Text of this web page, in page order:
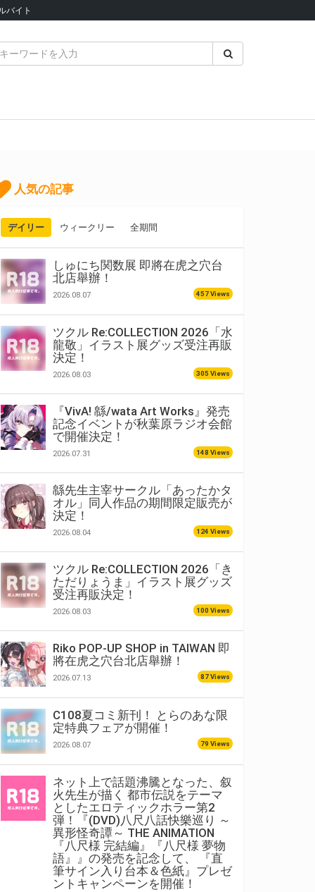
バイト
人気の記事
デイリー ウィークリー 全期間
しゅにち関数展 即將在虎之穴台
北店舉辦！
2026.08.07 457 Views
ツクル Re:COLLECTION 2026「水
龍敬」イラスト展グッズ受注再販
決定！
2026.08.03 305 Views
『VivA! 緜/wata Art Works』発売
記念イベントが秋葉原ラジオ会館
で開催決定！
2026.07.31 148 Views
緜先生主宰サークル「あったかタ
オル」同人作品の期間限定販売が
決定！
2026.08.04 124 Views
ツクル Re:COLLECTION 2026「き
ただりょうま」イラスト展グッズ
受注再販決定！
2026.08.03 100 Views
Riko POP-UP SHOP in TAIWAN 即
將在虎之穴台北店舉辦！
2026.07.13 87 Views
C108夏コミ新刊！ とらのあな限
定特典フェアが開催！
2026.08.07 79 Views
ネット上で話題沸騰となった、叙
火先生が描く 都市伝説をテーマ
としたエロティックホラー第2
弾！『(DVD)八尺八話快樂巡り ～
異形怪奇譚～ THE ANIMATION
『八尺様 完結編』『八尺様 夢物
語』』の発売を記念して、 『直
筆サイン入り台本＆色紙』プレゼ
ントキャンペーンを開催！